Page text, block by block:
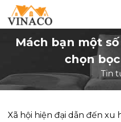
Mách bạn một
chọn
Tin
Xã hội hiện đại dẫn đến